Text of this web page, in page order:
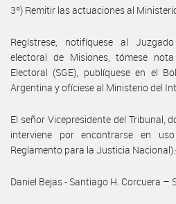
3º) Remitir las actuaciones al
Regístrese, notifíquese al
electoral de Misiones, tómese
Electoral (SGE), publíquese en el
Argentina y ofíciese al Ministerio del
El señor Vicepresidente del Tribunal,
interviene por encontrarse en
Reglamento para la Justicia
Daniel Bejas - Santiago H. Corcuera –